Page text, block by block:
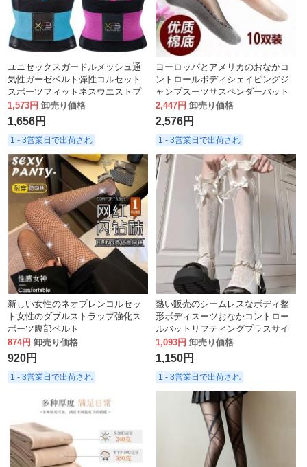
ユニセックスガードルメッシュ通
気性ガーゼベルト弾性コルセット
スポーツフィットネスウエストプ
ロテクター腹部ベルトウエストク
リップ
1,573円 卸売り価格
1,656円
1 - 3営業日で出荷され
ヨーロッパとアメリカのおなかコ
ントロールボディシェイピングジ
ャンプスーツサスペンダーバット
リフトパンツ股ジッパー大きいサ
イズのウエストパンツ
2,447円 卸売り価格
2,576円
1 - 3営業日で出荷され
新しい女性のネオプレンコルセッ
ト女性のダブルストラップ強化ス
ポーツ腹部ベルト
874円 卸売り価格
920円
1 - 3営業日で出荷され
熱い販売のシームレスなボディ整
形ボディスーツおなかコントロー
ルバットリフティングプラスサイ
ズ Tバックブリーフサスペンダー
ボディスーツ
1,093円 卸売り価格
1,150円
1 - 3営業日で出荷され